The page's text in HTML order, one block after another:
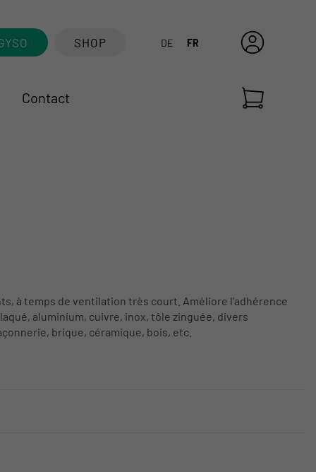
SHOP DE FR
Contact
à temps de ventilation très court. Améliore l'adhérence
aluminium, cuivre, inox, tôle zinguée, divers
brique, céramique, bois, etc.